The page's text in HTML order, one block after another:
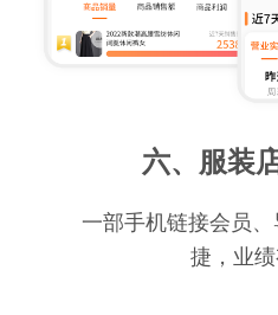
六、服装
一部手机链接会员
捷，业